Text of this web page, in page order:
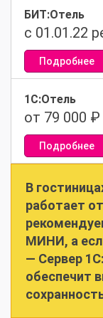
БИТ:Отель
c 01.01.22
Подробнее
1С:Отель
от 79 000 ₽
Подробнее
В
работает
МИНИ, а
— Сервер
обеспечит